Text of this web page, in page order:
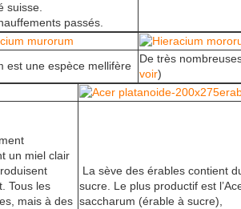
suisse.
passés.
est une espèce mellifère
De très
voir)
un miel clair
Tous les
mais à des
La sève des érables contient
sucre. Le plus productif est
saccharum (érable à sucre),